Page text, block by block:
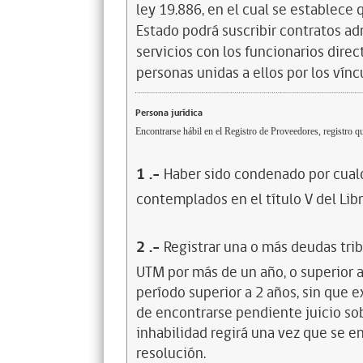
ley 19.886, en el cual se
Estado podrá suscribir contratos
servicios con los funcionarios
personas unidas a ellos por los
Persona jurídica
Encontrarse hábil en el Registro de Proveedores, registro
1 .- Haber sido condenado por
contemplados en el título V del
2 .- Registrar una o más deudas
UTM por más de un año, o
período superior a 2 años, sin que
de encontrarse pendiente juicio
inhabilidad regirá una vez que se
resolución.